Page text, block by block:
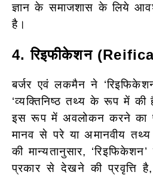
ज्ञान के समाजशास के लिये
है।
4. रिइफीकेशन
बर्जर एवं लकमैन ने
‘व्यक्तिनिष्ठ तथ्य के रूप में की
इस रूप में अवलोकन करने का
मानव से परे या अमानवीय
की मान्यतानुसार,
प्रकार से देखने की प्रवृत्ति